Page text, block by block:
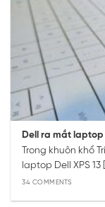
Dell ra mắt laptop
Trong khuôn khổ
laptop Dell XPS 13
34 COMMENTS